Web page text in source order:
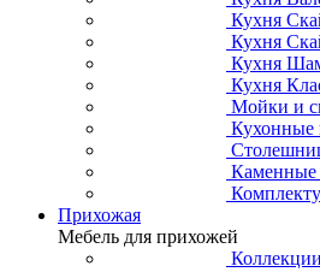
Кухня
Кухня
Кухня
Кухня
Мойки и
Кухонные
Прихожая
Мебель для прихожей